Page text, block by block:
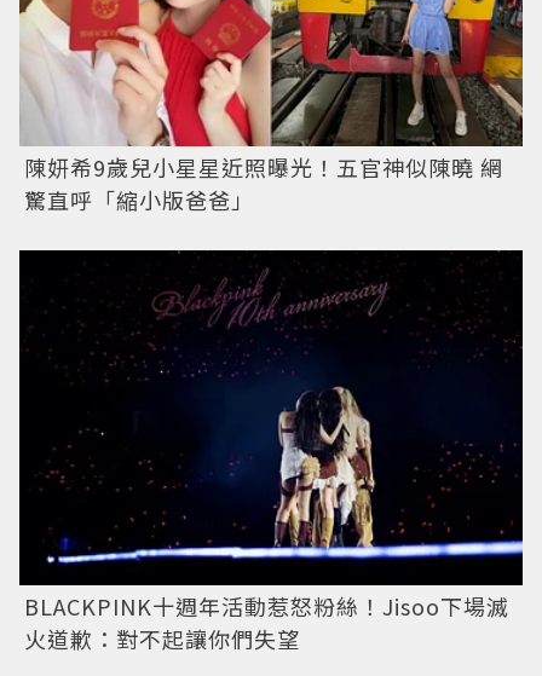
陳妍希9歲兒小星星近照曝光！五官神似陳曉 網
驚直呼「縮小版爸爸」
BLACKPINK十週年活動惹怒粉絲！Jisoo下場滅
火道歉：對不起讓你們失望